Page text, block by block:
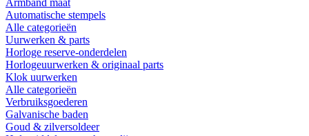
Armband maat
Automatische stempels
Alle categorieën
Uurwerken & parts
Horloge reserve-onderdelen
Horlogeuurwerken & originaal parts
Klok uurwerken
Alle categorieën
Verbruiksgoederen
Galvanische baden
Goud & zilversoldeer